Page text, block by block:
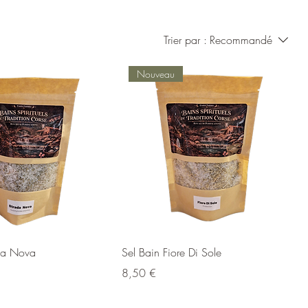
Trier par : Recommandé
Nova
Nouveau
Sel Bain Fiore Di Sole
Prix
8,50 €